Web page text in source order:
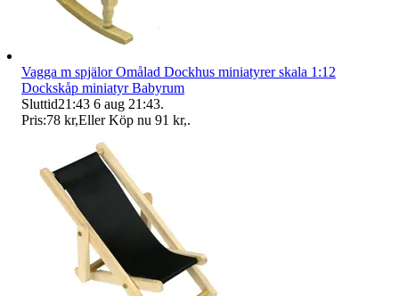
Vagga m spjälor Omålad Dockhus miniatyrer skala 1:12
Dockskåp miniatyr Babyrum
Sluttid21:43 6 aug 21:43.
Pris:78 kr,Eller Köp nu 91 kr,.